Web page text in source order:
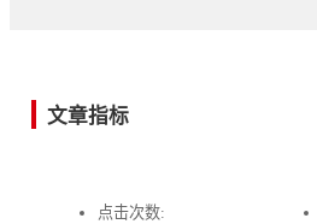
文章指标
点击次数: